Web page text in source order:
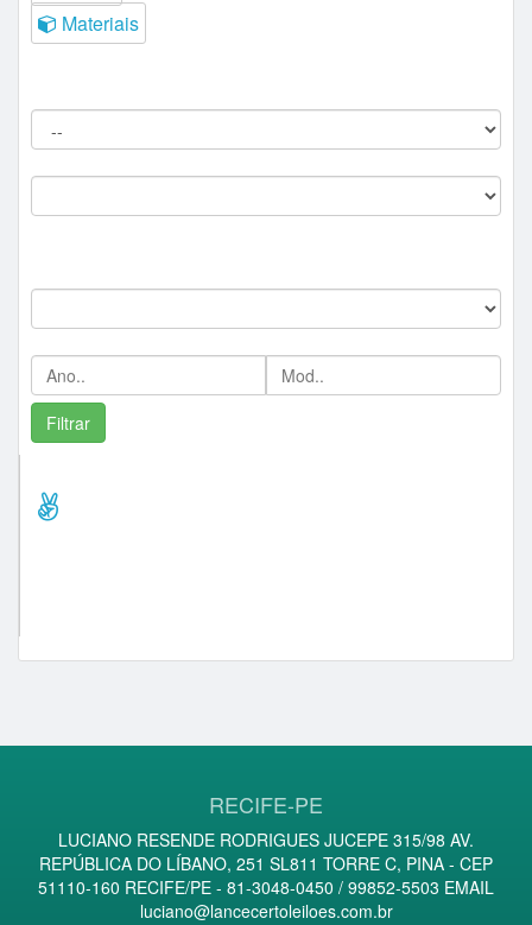
Materiais
RECIFE-PE
LUCIANO RESENDE RODRIGUES JUCEPE 315/98 AV.
REPÚBLICA DO LÍBANO, 251 SL811 TORRE C, PINA - CEP
51110-160 RECIFE/PE - 81-3048-0450 / 99852-5503 EMAIL
luciano@lancecertoleiloes.com.br